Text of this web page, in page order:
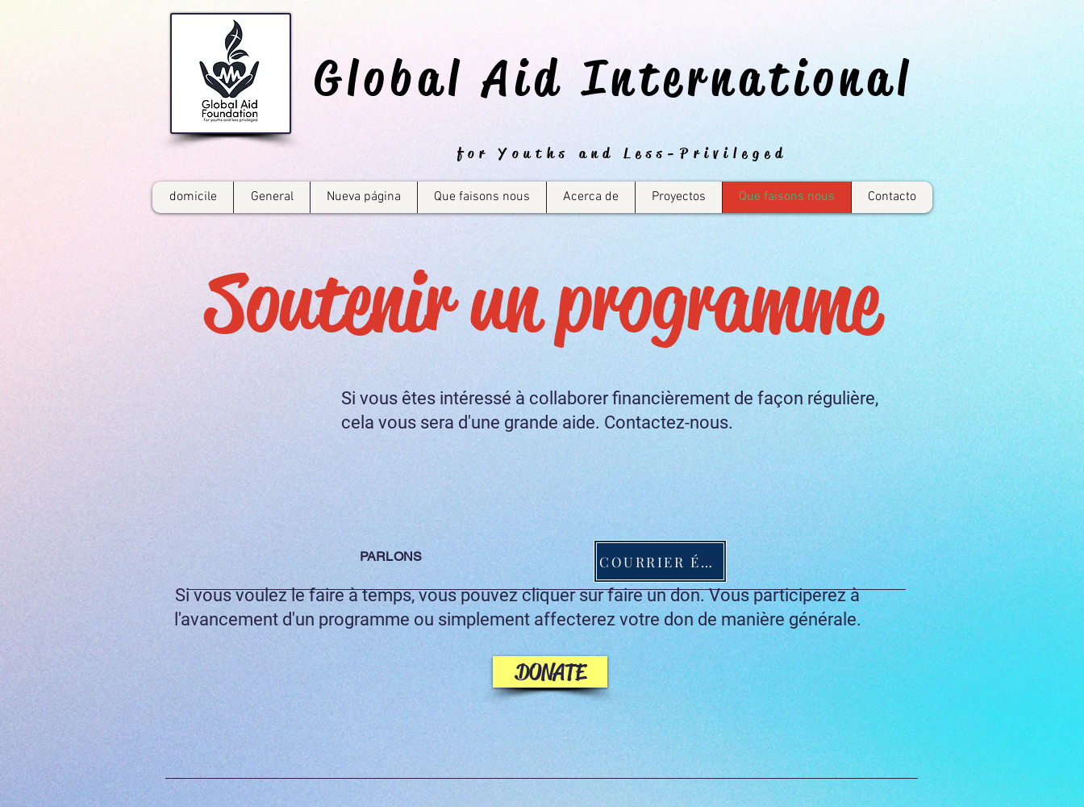
Global Aid International
for Youths and Less-Privileged
domicile General Nueva página Que faisons nous Acerca de Proyectos Que faisons nous Contacto
Soutenir un programme
Si vous êtes intéressé à collaborer financièrement de façon régulière,
cela vous sera d'une grande aide. Contactez-nous.
PARLONS COURRIER ÉLECTRONIQUE
Si vous voulez le faire à temps, vous pouvez cliquer sur faire un don. Vous participerez à
l'avancement d'un programme ou simplement affecterez votre don de manière générale.
DONATE